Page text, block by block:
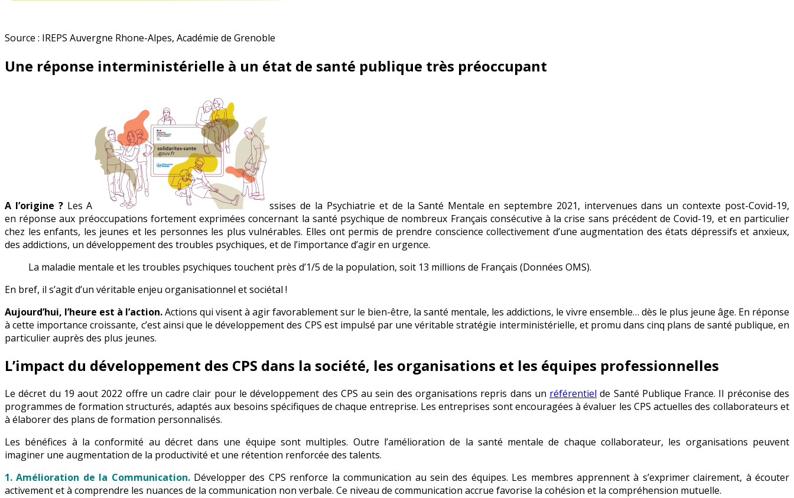
Source : IREPS Auvergne Rhone-Alpes, Académie de Grenoble
Une réponse interministérielle à un état de santé publique très préoccupant
A l’origine ?Les A
ssises de la Psychiatrie et de la Santé Mentale en septembre 2021, intervenues dans un contexte post-Covid-19,
en réponse aux préoccupations fortement exprimées concernant la santé psychique de nombreux Français consécutive à la crise sans précédent de Covid-19, et en particulier
chez les enfants, les jeunes et les personnes les plus vulnérables. Elles ont permis de prendre conscience collectivement d’une augmentation des états dépressifs et anxieux,
des addictions, un développement des troubles psychiques, et de l’importance d’agir en urgence.
La maladie mentale et les troubles psychiques touchent près d’1/5 de la population, soit 13 millions de Français (Données OMS).
En bref, il s’agit d’un véritable enjeu organisationnel et sociétal !
Aujourd’hui, l’heure est à l’action.Actions qui visent à agir favorablement sur le bien-être, la santé mentale, les addictions, le vivre ensemble… dès le plus jeune âge. En réponse
à cette importance croissante, c’est ainsi que le développement des CPS est impulsé par une véritable stratégie interministérielle, et promu dans cinq plans de santé publique, en
particulier auprès des plus jeunes.
L’impact du développement des CPS dans la société, les organisations et les équipes professionnelles
Le décret du 19 aout 2022 offre un cadre clair pour le développement des CPS au sein des organisations repris dans un référentiel de Santé Publique France. Il préconise des
programmes de formation structurés, adaptés aux besoins spécifiques de chaque entreprise. Les entreprises sont encouragées à évaluer les CPS actuelles des collaborateurs et
à élaborer des plans de formation personnalisés.
Les bénéfices à la conformité au décret dans une équipe sont multiples. Outre l’amélioration de la santé mentale de chaque collaborateur, les organisations peuvent
imaginer une augmentation de la productivité et une rétention renforcée des talents.
1. Amélioration de la Communication. Développer des CPS renforce la communication au sein des équipes. Les membres apprennent à s’exprimer clairement, à écouter
activement et à comprendre les nuances de la communication non verbale. Ce niveau de communication accrue favorise la cohésion et la compréhension mutuelle.